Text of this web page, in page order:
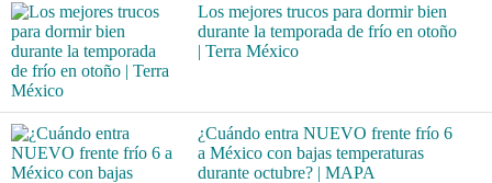
Los mejores trucos para dormir bien
durante la temporada de frío en otoño
| Terra México
¿Cuándo entra NUEVO frente frío 6
a México con bajas temperaturas
durante octubre? | MAPA